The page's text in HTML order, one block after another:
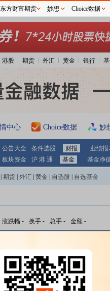
港股 期货 外汇 黄金 银行
中心 Choice数据 妙
公告大全 条件选股 财报 业绩报
板块资金 沪 港 通 基金 基金净
期货 外汇 黄金 自选股 自选基金
涨跌幅 - 换手 - 总手 - 金额 -
高管持股 股东大会
利预测
东方财富期货 妙想 Choice数据